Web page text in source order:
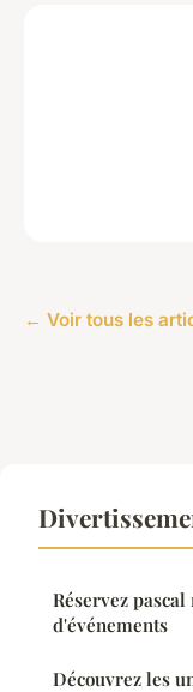
← Voir tous les
Réservez
d'événements
Découvrez les